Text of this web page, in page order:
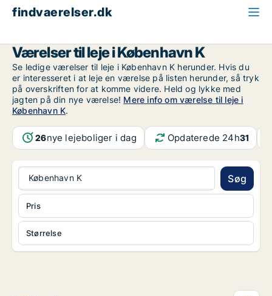
findvaerelser.dk
Værelser til leje i København K
Se ledige værelser til leje i København K herunder. Hvis du
er interesseret i at leje en værelse på listen herunder, så tryk
på overskriften for at komme videre. Held og lykke med
jagten på din nye værelse! Mere info om værelse til leje i
København K.
26nye lejeboliger i dag Opdaterede 24h31
København K Søg
Størrelse
Pris